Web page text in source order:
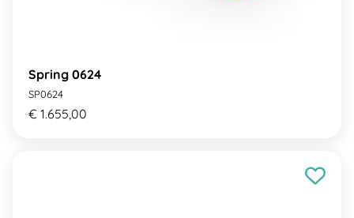
Spring 0624
SP0624
€ 1.655,00